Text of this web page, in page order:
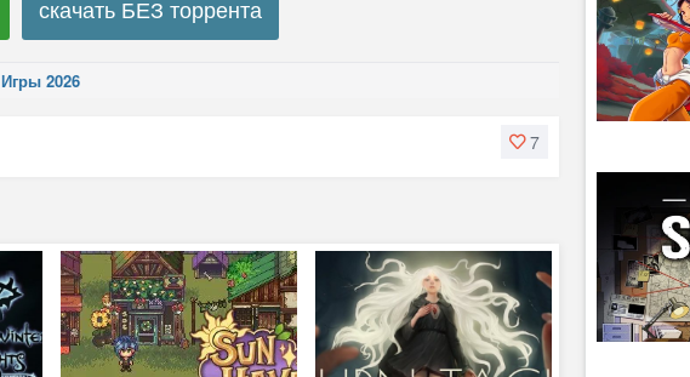
скачать БЕЗ торрента
Игры 2026
7